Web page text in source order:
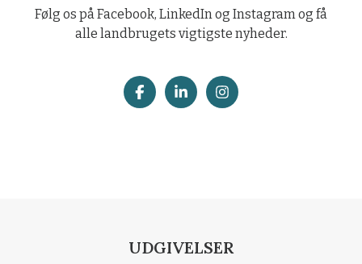
Følg os på Facebook, LinkedIn og Instagram og få
alle landbrugets vigtigste nyheder.
UDGIVELSER